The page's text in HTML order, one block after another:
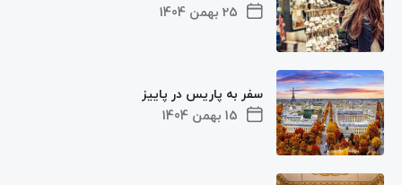
25 بهمن 1404
15 بهمن 1404
سفر به پاریس در پاییز